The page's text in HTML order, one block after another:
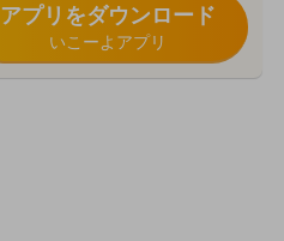
アプリをダウンロード
いこーよアプリ